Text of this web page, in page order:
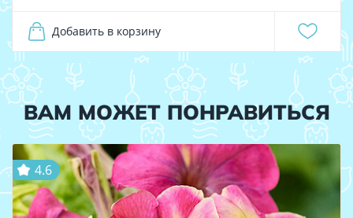
Добавить в корзину
ВАМ МОЖЕТ ПОНРАВИТЬСЯ
4.6